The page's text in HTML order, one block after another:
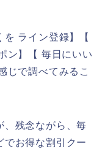
ライン登録】【
ン】【 毎日にいい
じで調べてみるこ
、残念ながら、毎
でお得な割引クー